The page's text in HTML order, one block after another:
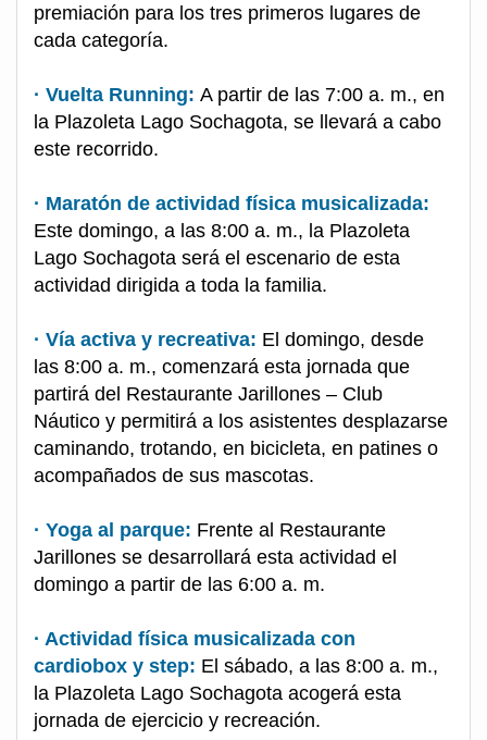
premiación para los tres primeros lugares de
cada categoría.
· Vuelta Running: A partir de las 7:00 a. m., en
la Plazoleta Lago Sochagota, se llevará a cabo
este recorrido.
· Maratón de actividad física musicalizada:
Este domingo, a las 8:00 a. m., la Plazoleta
Lago Sochagota será el escenario de esta
actividad dirigida a toda la familia.
· Vía activa y recreativa: El domingo, desde
las 8:00 a. m., comenzará esta jornada que
partirá del Restaurante Jarillones – Club
Náutico y permitirá a los asistentes desplazarse
caminando, trotando, en bicicleta, en patines o
acompañados de sus mascotas.
· Yoga al parque: Frente al Restaurante
Jarillones se desarrollará esta actividad el
domingo a partir de las 6:00 a. m.
· Actividad física musicalizada con
cardiobox y step: El sábado, a las 8:00 a. m.,
la Plazoleta Lago Sochagota acogerá esta
jornada de ejercicio y recreación.